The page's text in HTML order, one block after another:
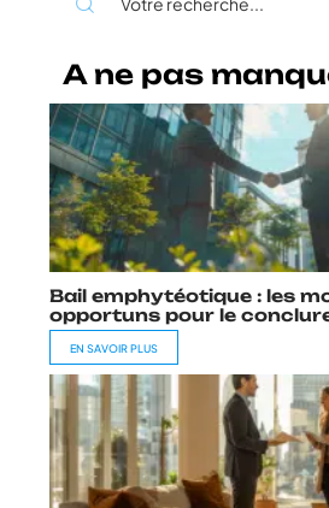
A ne pas
Bail emphytéotique : les
opportuns pour le
EN SAVOIR PLUS